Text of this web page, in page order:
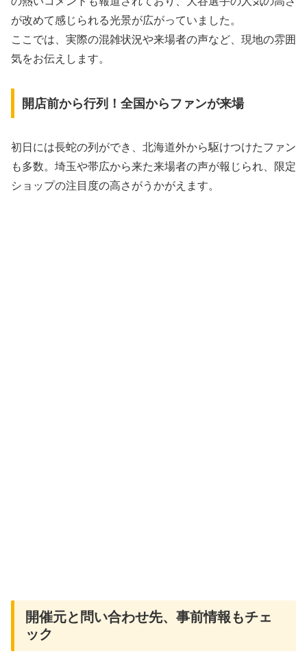
が改めて感じられる光景が広がっていました。
ここでは、実際の混雑状況や来場者の声など、現地の雰囲
気をお伝えします。
開店前から行列！全国からファンが来場
初日には長蛇の列ができ、北海道外から駆けつけたファン
も多数。埼玉や帯広から来た来場者の声が報じられ、限定
ショップの注目度の高さがうかがえます。
開催元と問い合わせ先、事前情報もチェ
ック